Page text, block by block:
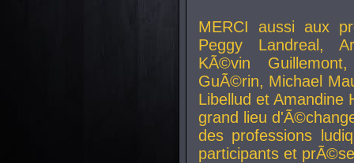
MERCI aussi aux
Peggy Landreal,
KÃ©vin
GuÃ©rin, Michael
Libellud et Amandine
grand lieu
des professions
participants et